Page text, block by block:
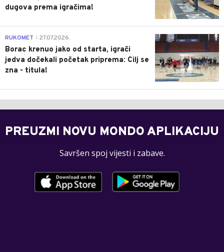
dugova prema igračima!
0
RUKOMET 27.07.2026.
Borac krenuo jako od starta, igrači
jedva dočekali početak priprema: Cilj se
zna - titula!
PREUZMI NOVU MONDO APLIKACIJU
Savršen spoj vijesti i zabave.